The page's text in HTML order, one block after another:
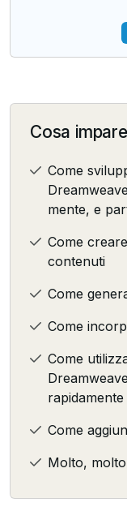
Cosa
Come
mente, e
Come
contenuti
Come
Come
Come
Come
Molto,